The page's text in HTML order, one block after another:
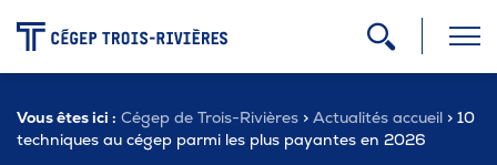
Programmes
Vous êtes ici : Cégep de Trois-Rivières > Actualités accueil > 10
techniques au cégep parmi les plus payantes en 2026